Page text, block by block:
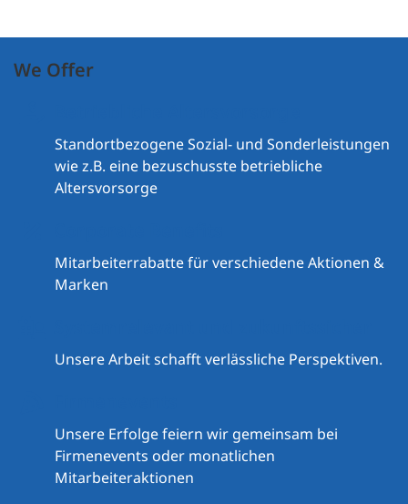
We Offer
Standortbezogene Sozial- und Sonderleistungen
wie z.B. eine bezuschusste betriebliche
Altersvorsorge
Mitarbeiterrabatte für verschiedene Aktionen &
Marken
Unsere Arbeit schafft verlässliche Perspektiven.
Unsere Erfolge feiern wir gemeinsam bei
Firmenevents oder monatlichen
Mitarbeiteraktionen